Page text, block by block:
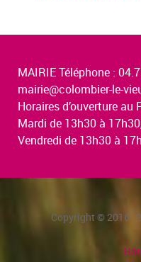
MAIRIE Téléphone :
mairie@colombier-le-
Horaires d’ouverture
Mardi de 13h30 à
Vendredi de 13h30 à
Copyright © 2016 -